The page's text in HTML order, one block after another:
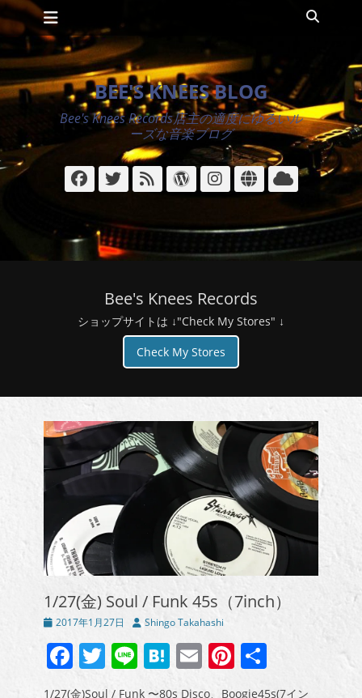
コ
ン
テ
ン
ツ
へ
ッ
プ
メインメニュー
索
BEE'S KNEES BLOG
Bee's Knees Records店主の適度にゆるいル
ーズな音楽ブログ
Facebook
Twitter
ィ
ド
WordPress
Instagram
サ
イ
ク
ラ
ウ
ド
Bee's Knees Records
ショップサイトは ↓"Check My Stores" ↓
Check My Stores
1/27(金) Soul / Funk 45s（7inch）
投
日
2017年1月27日
投
者
Shingo Takahashi
Facebook
Twitter
LineHatena
EmailPinterest
有
1/27(金)Soul / Funk 〜80s Disco、Boogie45s(7イン